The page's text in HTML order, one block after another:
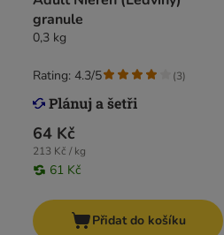
granule
0,3 kg
64 Kč
213 Kč / kg
61 Kč
Rating: 4.3/5 (3)
Přidat do košíku